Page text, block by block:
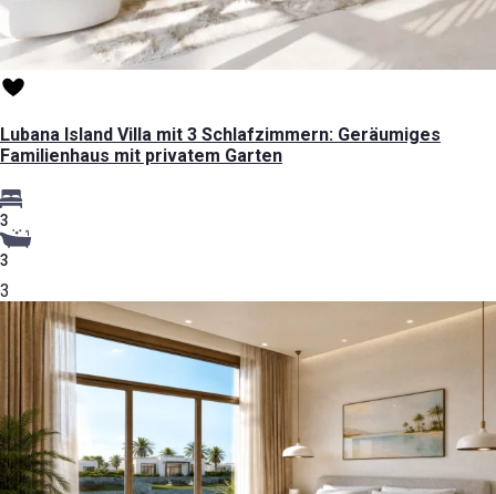
Lubana Island Villa mit 3 Schlafzimmern: Geräumiges
Familienhaus mit privatem Garten
3
3
3